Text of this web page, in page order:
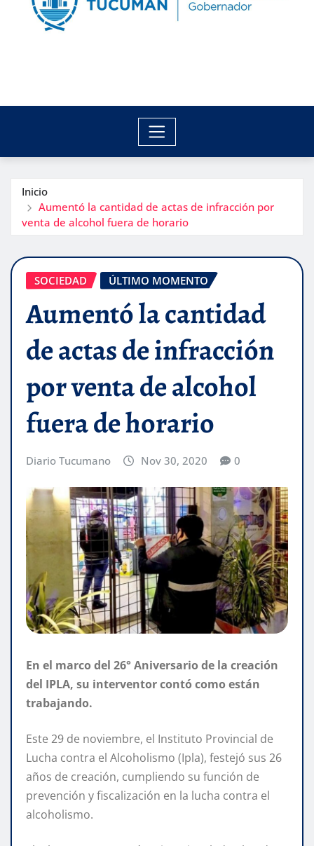
Inicio
Aumentó la cantidad de actas de infracción por
venta de alcohol fuera de horario
SOCIEDAD ÚLTIMO MOMENTO
Aumentó la cantidad
de actas de infracción
por venta de alcohol
fuera de horario
Diario Tucumano Nov 30, 2020 0
En el marco del 26° Aniversario de la creación
del IPLA, su interventor contó como están
trabajando.
Este 29 de noviembre, el Instituto Provincial de
Lucha contra el Alcoholismo (Ipla), festejó sus 26
años de creación, cumpliendo su función de
prevención y fiscalización en la lucha contra el
alcoholismo.